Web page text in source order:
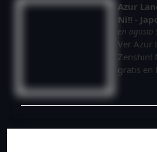
Azur
Ni!! -
en agosto
Ver Azur
Zenshin!
gratis en